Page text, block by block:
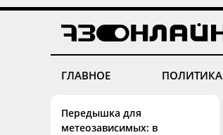
ГЛАВНОЕ ПОЛИТИКА
Передышка для
метеозависимых: в